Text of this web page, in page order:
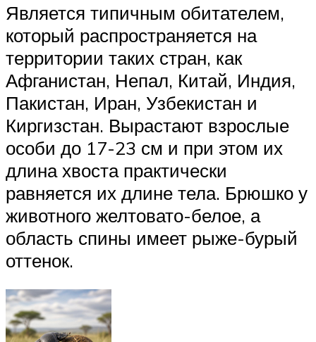
Является типичным обитателем,
который распространяется на
территории таких стран, как
Афганистан, Непал, Китай, Индия,
Пакистан, Иран, Узбекистан и
Киргизстан. Вырастают взрослые
особи до 17-23 см и при этом их
длина хвоста практически
равняется их длине тела. Брюшко у
животного желтовато-белое, а
область спины имеет рыже-бурый
оттенок.